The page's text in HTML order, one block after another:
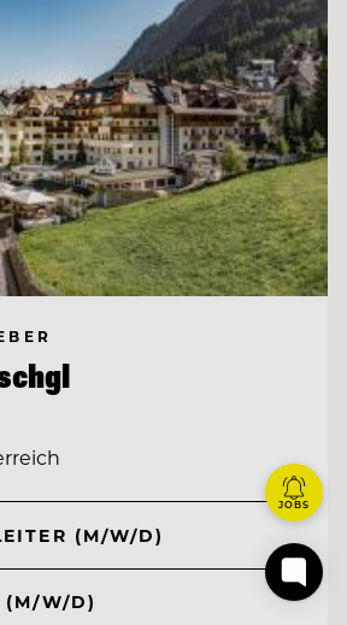
(M/W/D)
(M/W/D)
JOBS